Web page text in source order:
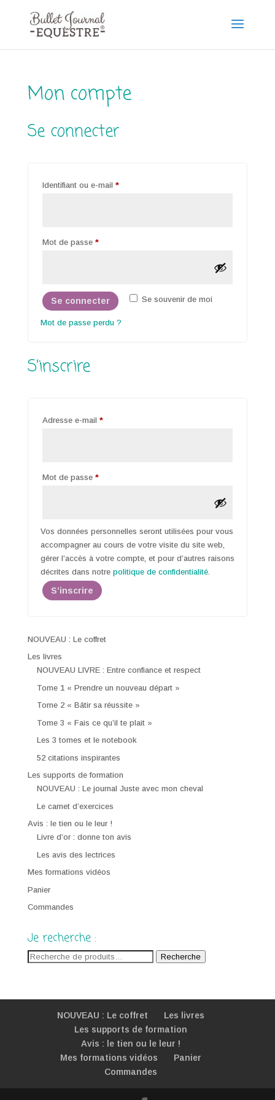
Mon compte
Se connecter
Identifiant ou e-mail *Obligatoire
Mot de passe *Obligatoire
Se souvenir de moi
Se connecter
Mot de passe perdu ?
S’inscrire
Adresse e-mail *Obligatoire
Mot de passe *Obligatoire
Vos données personnelles seront utilisées pour vous
accompagner au cours de votre visite du site web,
gérer l’accès à votre compte, et pour d’autres raisons
décrites dans notre politique de confidentialité.
S’inscrire
NOUVEAU : Le coffret
Les livres
NOUVEAU LIVRE : Entre confiance et respect
Tome 1 « Prendre un nouveau départ »
Tome 2 « Bâtir sa réussite »
Tome 3 « Fais ce qu’il te plait »
Les 3 tomes et le notebook
52 citations inspirantes
Les supports de formation
NOUVEAU : Le journal Juste avec mon cheval
Le carnet d’exercices
Avis : le tien ou le leur !
Livre d’or : donne ton avis
Les avis des lectrices
Mes formations vidéos
Panier
Commandes
Je recherche :
Recherche
Recherche
NOUVEAU : Le coffret
Les livres
Les supports de formation
Avis : le tien ou le leur !
Mes formations vidéos
Panier
Commandes